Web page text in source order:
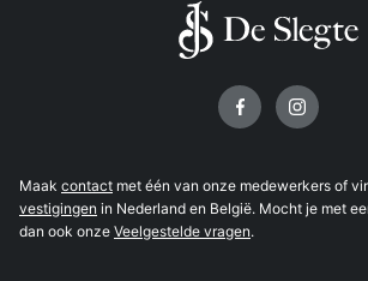
Maak contact met één van onze medewerkers of
vestigingen in Nederland en België. Mocht je met
dan ook onze Veelgestelde vragen.